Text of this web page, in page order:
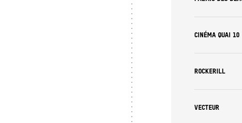
CINÉMA QUAI 10
ROCKERILL
VECTEUR